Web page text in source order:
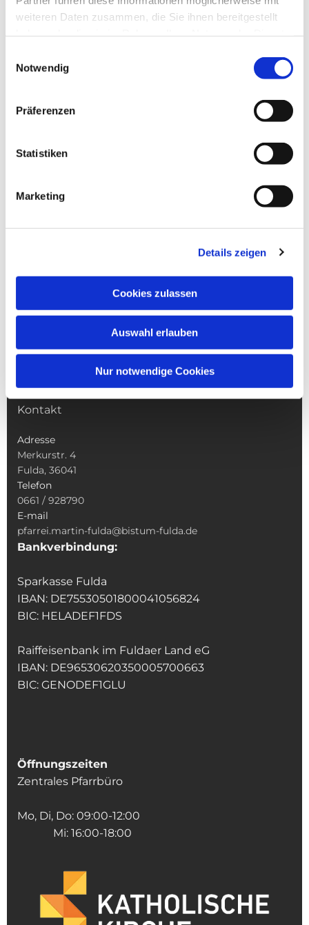
weiteren Daten zusammen, die Sie ihnen bereitgestellt
Notwendig
Präferenzen
Statistiken
Marketing
Details zeigen
Cookies zulassen
Auswahl erlauben
Nur notwendige Cookies
Gottesdienste
Veranstaltungen & Angebote
Kindertagesstätte St. Andreas
Kontakt
Adresse
Merkurstr. 4
Fulda, 36041
Telefon
0661 / 928790
E-mail
pfarrei.martin-fulda@bistum-fulda.de
Bankverbindung:
Sparkasse Fulda
IBAN: DE75530501800041056824
BIC: HELADEF1FDS
Raiffeisenbank im Fuldaer Land eG
IBAN: DE96530620350005700663
BIC: GENODEF1GLU
Öffnungszeiten
Zentrales Pfarrbüro
Mo, Di, Do: 09:00-12:00
Mi: 16:00-18:00